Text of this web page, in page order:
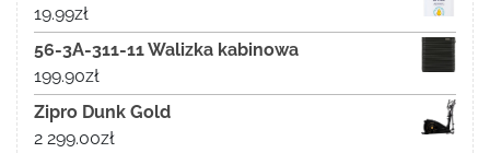
19.99zł
56-3A-311-11 Walizka kabinowa
199.90zł
Zipro Dunk Gold
2 299.00zł